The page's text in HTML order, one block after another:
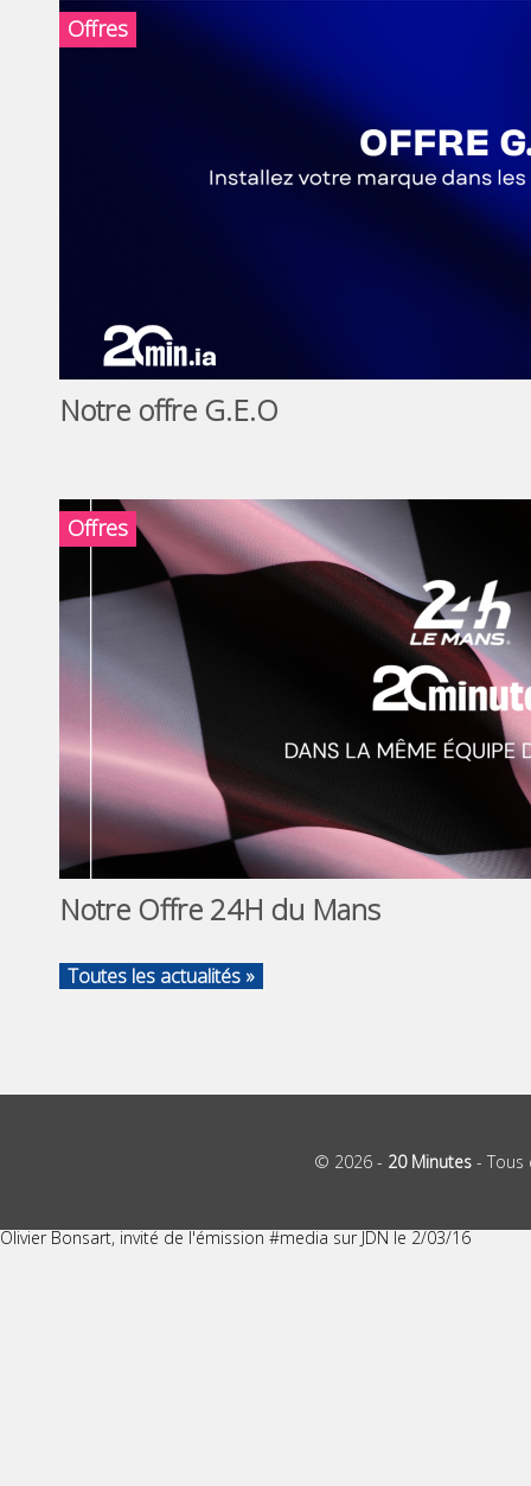
Offres
Notre offre G.E.O
Offres
Notre Offre 24H du Mans
Toutes les actualités »
© 2026 - 20 Minutes -
Olivier Bonsart, invité de l'émission #media sur JDN le 2/03/16